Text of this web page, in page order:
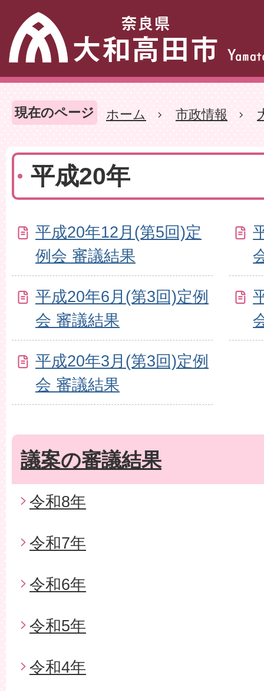
現在のページ ホーム 市政情報
平成20年
平成20年12月(第5回)定
例会 審議結果
平成20年6月(第3回)定例
会 審議結果
平成20年3月(第3回)定例
会 審議結果
議案の審議結果
令和8年
令和7年
令和6年
令和5年
令和4年